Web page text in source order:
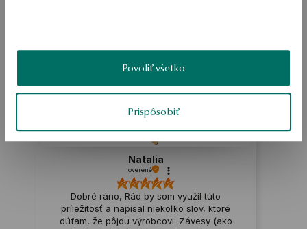
Povoliť všetko
Prispôsobiť
Natalia
overené
Dobré ráno, Rád by som využil túto
príležitosť a napísal niekoľko slov, ktoré
dúfam, že pôjdu výrobcovi. Závesy (ako